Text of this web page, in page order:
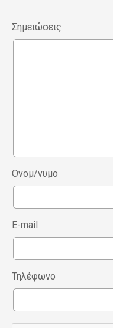
Ονομ/νυμο
E-mail
Τηλέφωνο
Σημειώσεις